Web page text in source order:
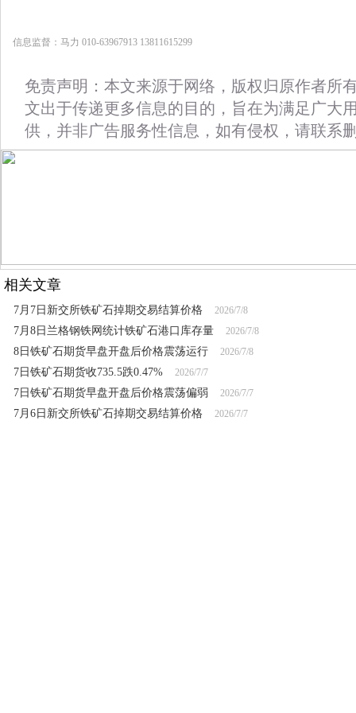
信息监督：马力 010-63967913 13811615299
免责声明：本文来源于网络，版权归原作者所
文出于传递更多信息的目的，旨在为满足广大
供，并非广告服务性信息，如有侵权，请联系
相关文章
7月7日新交所铁矿石掉期交易结算价格 2026/7/8
7月8日兰格钢铁网统计铁矿石港口库存量 2026/7/8
8日铁矿石期货早盘开盘后价格震荡运行 2026/7/8
7日铁矿石期货收735.5跌0.47% 2026/7/7
7日铁矿石期货早盘开盘后价格震荡偏弱 2026/7/7
7月6日新交所铁矿石掉期交易结算价格 2026/7/7